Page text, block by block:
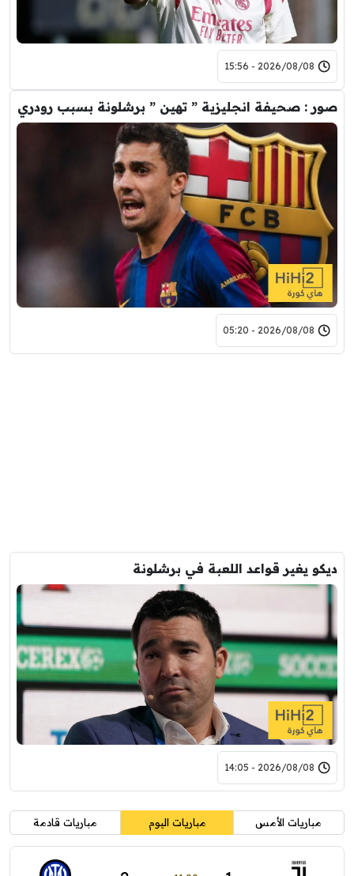
2026/08/08 - 15:56
صور : صحيفة انجليزية ” تهين ” برشلونة بسبب رودري
2026/08/08 - 05:20
ديكو يغير قواعد اللعبة في برشلونة
2026/08/08 - 14:05
مباريات الأمس مباريات اليوم مباريات قادمة